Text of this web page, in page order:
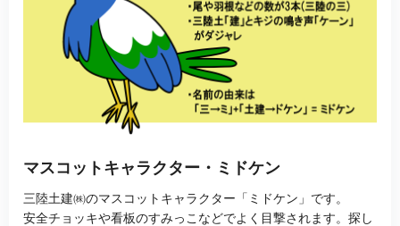
マスコットキャラクター・ミドケン
三陸土建㈱のマスコットキャラクター「ミドケン」です。
安全チョッキや看板のすみっこなどでよく目撃されます。探し